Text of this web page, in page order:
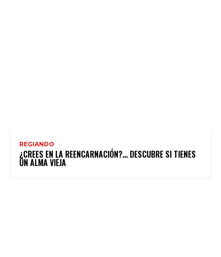
REGIANDO
¿CREES EN LA REENCARNACIÓN?… DESCUBRE SI TIENES
UN ALMA VIEJA